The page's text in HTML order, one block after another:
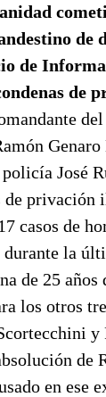
de
de
de
Genaro
José
de privación
casos de
durante la
de 25 años
los otros
y
de
en ese